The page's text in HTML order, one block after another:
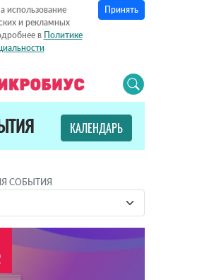
использование
и рекламных
в Политике
Принять
КАЛЕНДАРЬ
СОБЫТИЯ